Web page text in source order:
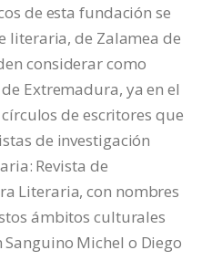
de esta fundación se
literaria, de Zalamea de
considerar como
Extremadura, ya en el
de escritores que
de investigación
Revista de
Literaria, con nombres
ámbitos culturales
Michel o Diego